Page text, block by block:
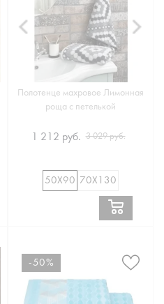
Полотенце махровое Лимонная
роща с петелькой
1 212 руб. 3 029 руб.
50Х90 70Х130
-50%